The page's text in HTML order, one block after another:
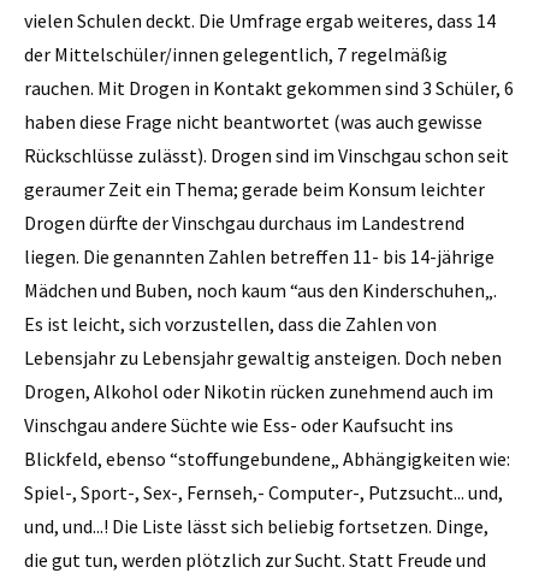
vielen Schulen deckt. Die Umfrage ergab weiteres, dass 14
der Mittelschüler/innen gelegentlich, 7 regelmäßig
rauchen. Mit Drogen in Kontakt gekommen sind 3 Schüler, 6
haben diese Frage nicht beantwortet (was auch gewisse
Rückschlüsse zulässt). Drogen sind im Vinschgau schon seit
geraumer Zeit ein Thema; gerade beim Konsum leichter
Drogen dürfte der Vinschgau durchaus im Landestrend
liegen. Die genannten Zahlen betreffen 11- bis 14-jährige
Mädchen und Buben, noch kaum “aus den Kinderschuhen„.
Es ist leicht, sich vorzustellen, dass die Zahlen von
Lebensjahr zu Lebensjahr gewaltig ansteigen. Doch neben
Drogen, Alkohol oder Nikotin rücken zunehmend auch im
Vinschgau andere Süchte wie Ess- oder Kaufsucht ins
Blickfeld, ebenso “stoffungebundene„ Abhängigkeiten wie:
Spiel-, Sport-, Sex-, Fernseh,- Computer-, Putzsucht... und,
und, und...! Die Liste lässt sich beliebig fortsetzen. Dinge,
die gut tun, werden plötzlich zur Sucht. Statt Freude und